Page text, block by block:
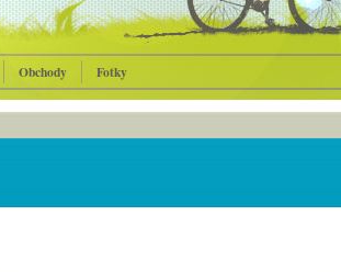
Obchody Fotky